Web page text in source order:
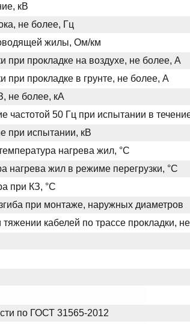
кВ
не более, Гц
жилы, Ом/км
при прокладке на воздухе, не более, А
при прокладке в грунте, не более, А
не более, кА
частотой 50 Гц при испытании в
при испытании, кВ
нагрева жил, °С
нагрева жил в режиме перегрузки, °С
при КЗ, °С
при монтаже, наружных диаметров
кабелей по трассе прокладки,
по ГОСТ 31565-2012